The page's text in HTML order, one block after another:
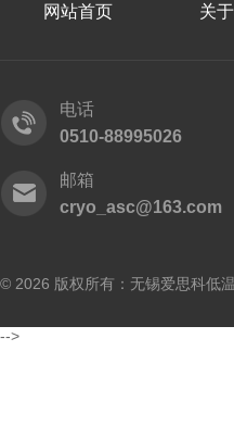
网站首页 关
电话
0510-88995026
邮箱
cryo_asc@163.com
© 2026 版权所有：无锡爱思科低
-->